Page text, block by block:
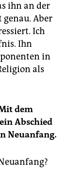
ihn an der
Aber
Ich
Ihn
in
als
dem
Abschied
Neuanfang.